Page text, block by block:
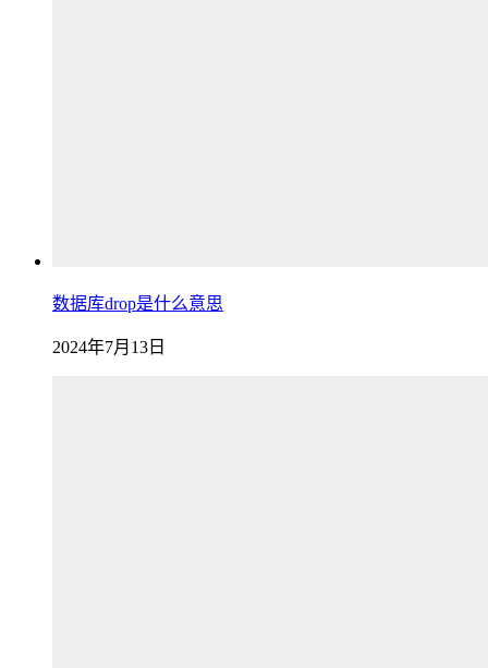
数据库drop是什么意思
2024年7月13日